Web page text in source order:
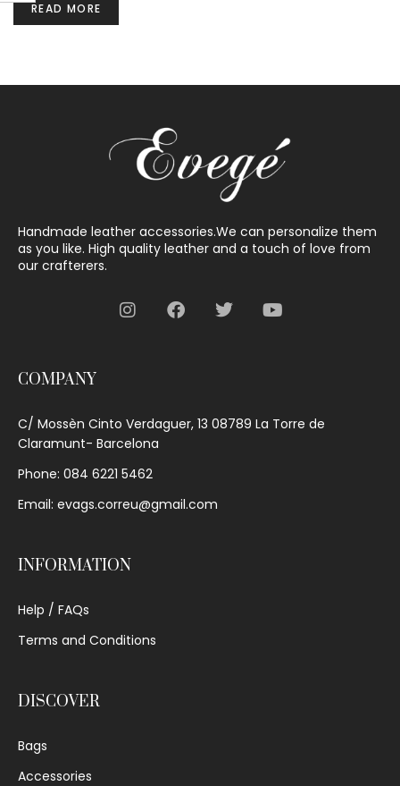
READ MORE
Handmade leather accessories.We can personalize them
as you like. High quality leather and a touch of love from
our crafterers.
COMPANY
C/ Mossèn Cinto Verdaguer, 13 08789 La Torre de
Claramunt- Barcelona
Phone: 084 6221 5462
Email: evags.correu@gmail.com
INFORMATION
Help / FAQs
Terms and Conditions
DISCOVER
Bags
Accessories